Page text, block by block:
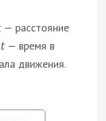
— расстояние
t — время в
движения.